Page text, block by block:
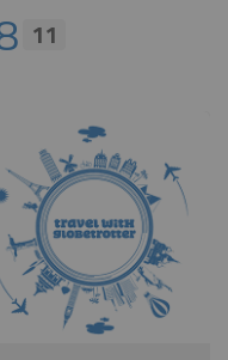
11
1919 in
€
do počitnic na morju.